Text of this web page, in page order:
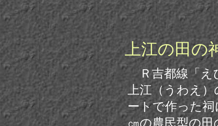
上江の田の
Ｒ吉都線「え
上江（うわえ
ートで作った
㎝の農民型の